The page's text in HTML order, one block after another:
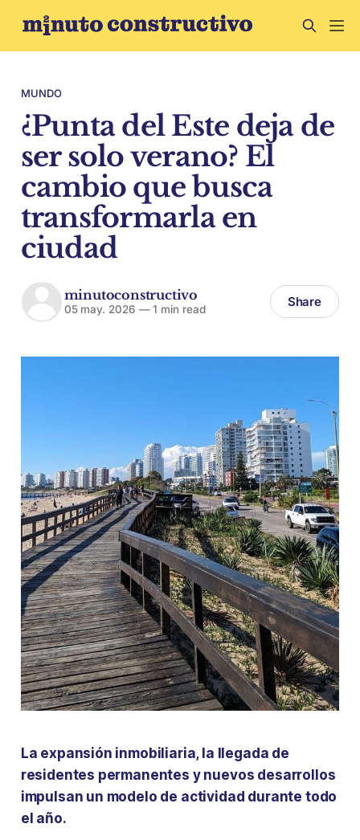
MUNDO
¿Punta del Este deja de
ser solo verano? El
cambio que busca
transformarla en
ciudad
minutoconstructivo
05 may. 2026 —1 min read Share
La expansión inmobiliaria, la llegada de
residentes permanentes y nuevos desarrollos
impulsan un modelo de actividad durante todo
el año.